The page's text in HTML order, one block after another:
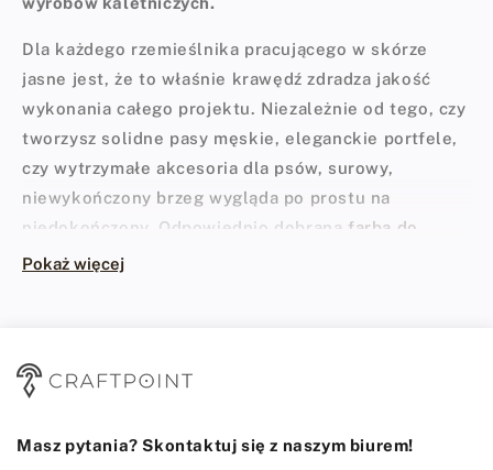
Dla każdego rzemieślnika pracującego w skórze
jasne jest, że to właśnie krawędź zdradza jakość
wykonania całego projektu. Niezależnie od tego, czy
tworzysz solidne pasy męskie, eleganckie portfele,
czy wytrzymałe akcesoria dla psów, surowy,
niewykończony brzeg wygląda po prostu na
niedokończony. Odpowiednio dobrana farba do
krawędzi skóry
perfekcyjna krawędź wymaga nie tylko wprawnej
Dlaczego wykończenie krawędzi jest
Pokaż więcej
Masz pytania? Skontaktuj się z naszym biurem!